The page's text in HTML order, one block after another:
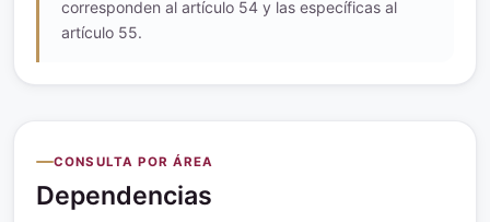
corresponden al artículo 54 y las específicas al
artículo 55.
CONSULTA POR ÁREA
Dependencias